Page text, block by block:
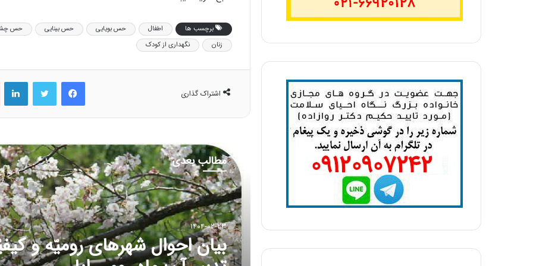
برچسب ها اطفال حس بویایی حس بینایی حس
زنان
نگهداری از کودک
اشتراک گذاری
فیس بوک
مطالب بعدی
۱۴۰۳-۱۲-۲۵
مقاله شماره سی و هفتم: با